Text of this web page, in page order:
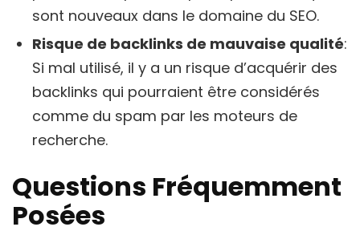
sont nouveaux dans le domaine du SEO.
Risque de backlinks de mauvaise qualité:
Si mal utilisé, il y a un risque d’acquérir des
backlinks qui pourraient être considérés
comme du spam par les moteurs de
recherche.
Questions Fréquemment
Posées